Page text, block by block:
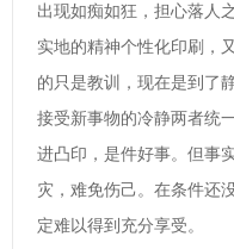
出现如痴如狂，担心落人
实地的精神个性化印刷，
的只是教训，现在是到了
接受新事物的冷静两者统
进凸印，是件好事。但事
灾，难免伤己。在条件还
定难以得到充分享受。